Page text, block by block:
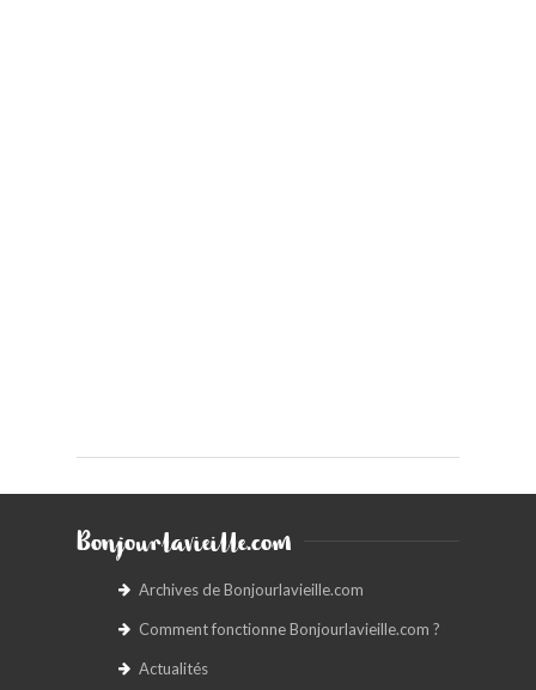
Bonjourlavieille.com
Archives de Bonjourlavieille.com
Comment fonctionne Bonjourlavieille.com ?
Actualités